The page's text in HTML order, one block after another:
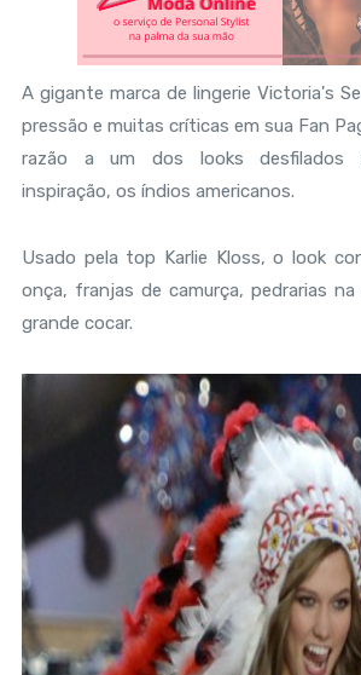
A gigante marca de lingerie Victoria's
pressão e muitas críticas em sua Fan
razão a um dos looks desfilados
inspiração, os índios americanos.
Usado pela top Karlie Kloss, o look
onça, franjas de camurça, pedrarias
grande cocar.